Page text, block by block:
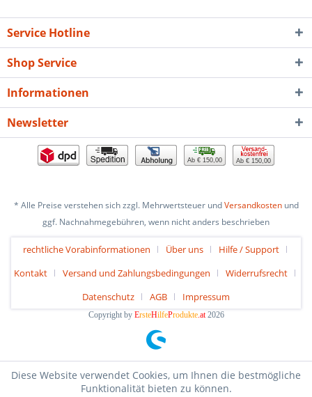
Service Hotline
Shop Service
Informationen
Newsletter
Ab € 150,00 Ab € 150,00
* Alle Preise verstehen sich zzgl. Mehrwertsteuer undVersandkostenund
ggf. Nachnahmegebühren, wenn nicht anders beschrieben
rechtliche Vorabinformationen Über uns
Hilfe / Support
Kontakt
Versand und Zahlungsbedingungen
Widerrufsrecht
Datenschutz
AGB Impressum
Copyright by ErsteHilfeProdukte.at2026
Diese Website verwendet Cookies, um Ihnen die bestmögliche
Funktionalität bieten zu können.